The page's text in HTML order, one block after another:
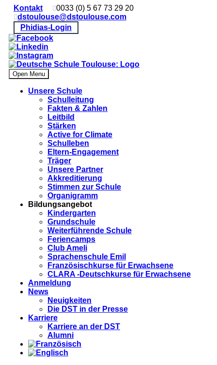
Kontakt
0033 (0) 5 67 73 29 20
dstoulouse@dstoulouse.com
Phidias-Login
Open Menu
Unsere Schule
Schulleitung
Fakten & Zahlen
Leitbild
Stärken
Active for Climate
Schulleben
Eltern-Engagement
Träger
Unsere Partner
Akkre­di­tier­ung
Stimmen zur Schule
Organigramm
Bildungsangebot
Kindergarten
Grundschule
Weiterführende Schule
Feriencamps
Club Ameli
Sprachenschule Emil
Französischkurse für Erwachsene
CLARA -Deutschkurse für Erwachsene
Anmeldung
News
Neuigkeiten
Die DST in der Presse
Karriere
Karriere an der DST
Alumni